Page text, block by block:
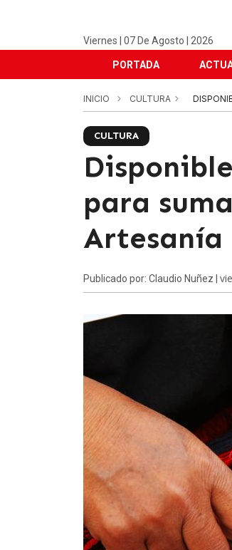
Viernes | 07 De Agosto | 2026
PORTADA
INICIO CULTURA
CULTURA
para
Artesanía
Publicado por: Claudio Nuñez |